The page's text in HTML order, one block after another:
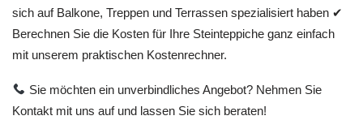
sich auf Balkone, Treppen und Terrassen spezialisiert haben ✔
Berechnen Sie die Kosten für Ihre Steinteppiche ganz einfach
mit unserem praktischen Kostenrechner.
Sie möchten ein unverbindliches Angebot? Nehmen Sie
Kontakt mit uns auf und lassen Sie sich beraten!